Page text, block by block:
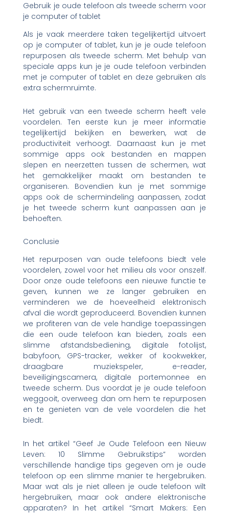
Gebruik je oude telefoon als tweede scherm voor
je computer of tablet
Als je vaak meerdere taken tegelijkertijd uitvoert
op je computer of tablet, kun je je oude telefoon
repurposen als tweede scherm. Met behulp van
speciale apps kun je je oude telefoon verbinden
met je computer of tablet en deze gebruiken als
extra schermruimte.
Het gebruik van een tweede scherm heeft vele
voordelen. Ten eerste kun je meer informatie
tegelijkertijd bekijken en bewerken, wat de
productiviteit verhoogt. Daarnaast kun je met
sommige apps ook bestanden en mappen
slepen en neerzetten tussen de schermen, wat
het gemakkelijker maakt om bestanden te
organiseren. Bovendien kun je met sommige
apps ook de schermindeling aanpassen, zodat
je het tweede scherm kunt aanpassen aan je
behoeften.
Conclusie
Het repurposen van oude telefoons biedt vele
voordelen, zowel voor het milieu als voor onszelf.
Door onze oude telefoons een nieuwe functie te
geven, kunnen we ze langer gebruiken en
verminderen we de hoeveelheid elektronisch
afval die wordt geproduceerd. Bovendien kunnen
we profiteren van de vele handige toepassingen
die een oude telefoon kan bieden, zoals een
slimme afstandsbediening, digitale fotolijst,
babyfoon, GPS-tracker, wekker of kookwekker,
draagbare muziekspeler, e-reader,
beveiligingscamera, digitale portemonnee en
tweede scherm. Dus voordat je je oude telefoon
weggooit, overweeg dan om hem te repurposen
en te genieten van de vele voordelen die het
biedt.
In het artikel “Geef Je Oude Telefoon een Nieuw
Leven: 10 Slimme Gebruikstips” worden
verschillende handige tips gegeven om je oude
telefoon op een slimme manier te hergebruiken.
Maar wat als je niet alleen je oude telefoon wilt
hergebruiken, maar ook andere elektronische
apparaten? In het artikel “Smart Makers: Een